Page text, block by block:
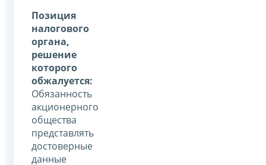
Позиция
налогового
органа,
решение
которого
обжалуется:
Обязанность
акционерного
общества
представлять
достоверные
данные